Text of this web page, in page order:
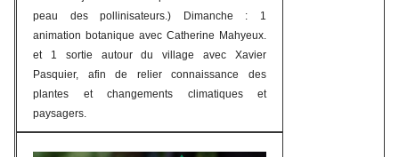
peau des pollinisateurs.) Dimanche : 1
animation botanique avec Catherine Mahyeux.
et 1 sortie autour du village avec Xavier
Pasquier, afin de relier connaissance des
plantes et changements climatiques et
paysagers.